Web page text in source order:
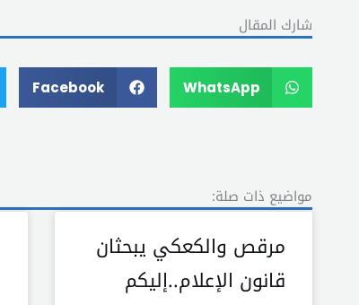
شارك المقال
WhatsApp
Facebook
مواضيع ذات صلة:
مرقص والكعكي يبحثان
قانون الإعلام..إليكم